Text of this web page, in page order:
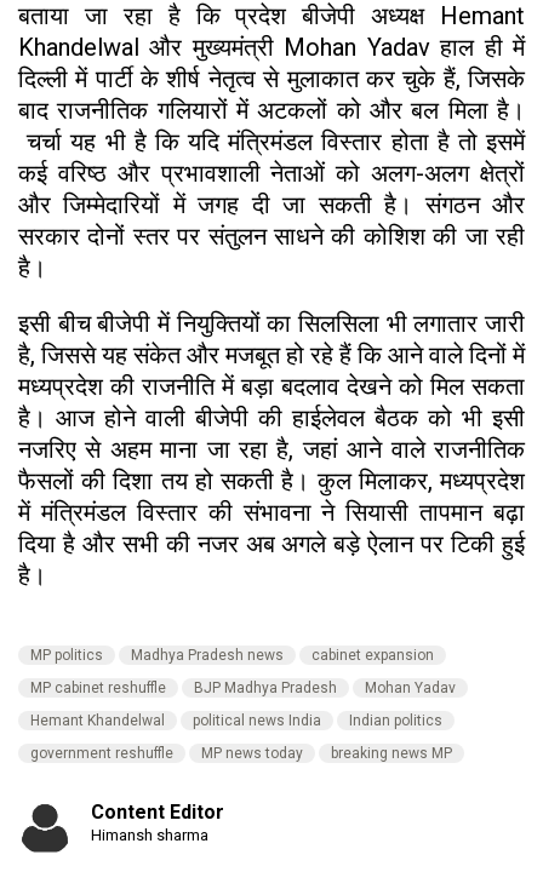
बताया जा रहा है कि प्रदेश बीजेपी अध्यक्ष Hemant
Khandelwal और मुख्यमंत्री Mohan Yadav हाल ही में
दिल्ली में पार्टी के शीर्ष नेतृत्व से मुलाकात कर चुके हैं, जिसके
बाद राजनीतिक गलियारों में अटकलों को और बल मिला है।
चर्चा यह भी है कि यदि मंत्रिमंडल विस्तार होता है तो इसमें
कई वरिष्ठ और प्रभावशाली नेताओं को अलग-अलग क्षेत्रों
और जिम्मेदारियों में जगह दी जा सकती है। संगठन और
सरकार दोनों स्तर पर संतुलन साधने की कोशिश की जा रही
है।
इसी बीच बीजेपी में नियुक्तियों का सिलसिला भी लगातार जारी
है, जिससे यह संकेत और मजबूत हो रहे हैं कि आने वाले दिनों में
मध्यप्रदेश की राजनीति में बड़ा बदलाव देखने को मिल सकता
है। आज होने वाली बीजेपी की हाईलेवल बैठक को भी इसी
नजरिए से अहम माना जा रहा है, जहां आने वाले राजनीतिक
फैसलों की दिशा तय हो सकती है। कुल मिलाकर, मध्यप्रदेश
में मंत्रिमंडल विस्तार की संभावना ने सियासी तापमान बढ़ा
दिया है और सभी की नजर अब अगले बड़े ऐलान पर टिकी हुई
है।
MP politics Madhya Pradesh news
cabinet expansion
MP cabinet reshuffle
BJP Madhya Pradesh
Mohan Yadav
Hemant Khandelwal
political news India
Indian politics
government reshuffle
MP news today breaking news MP
Content Editor
Himansh sharma